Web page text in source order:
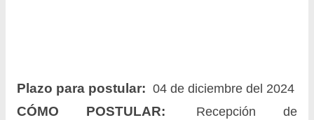
Plazo para postular: 04 de diciembre del 2024
CÓMO POSTULAR:
Recepción de